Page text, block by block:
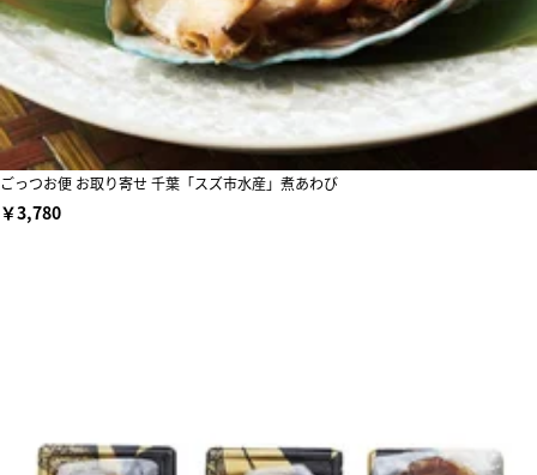
ごっつお便 お取り寄せ 千葉「スズ市水産」煮あわび
￥3,780